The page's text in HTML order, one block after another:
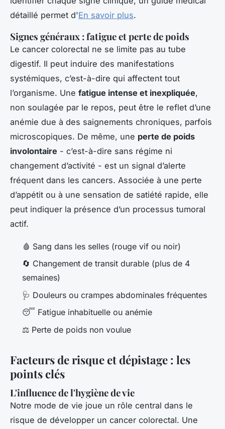
détaillé permet d'En savoir plus.
Signes généraux : fatigue et perte de poids
Le cancer colorectal ne se limite pas au tube
digestif. Il peut induire des manifestations
systémiques, c’est-à-dire qui affectent tout
l’organisme. Une fatigue intense et inexpliquée,
non soulagée par le repos, peut être le reflet d’une
anémie due à des saignements chroniques, parfois
microscopiques. De même, une perte de poids
involontaire - c’est-à-dire sans régime ni
changement d’activité - est un signal d’alerte
fréquent dans les cancers. Associée à une perte
d’appétit ou à une sensation de satiété rapide, elle
peut indiquer la présence d’un processus tumoral
actif.
🩸 Sang dans les selles (rouge vif ou noir)
🔄 Changement de transit durable (plus de 4
semaines)
🩺 Douleurs ou crampes abdominales fréquentes
😴 Fatigue inhabituelle ou anémie
⚖️ Perte de poids non voulue
Facteurs de risque et dépistage : les
points clés
L'influence de l'hygiène de vie
Notre mode de vie joue un rôle central dans le
risque de développer un cancer colorectal. Une